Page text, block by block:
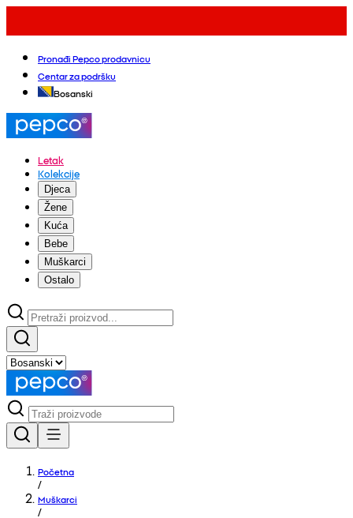
Pronađi Pepco prodavnicu
Centar za podršku
Bosanski
Letak
Kolekcije
Djeca
Žene
Kuća
Bebe
Muškarci
Ostalo
Početna
/
Muškarci
/